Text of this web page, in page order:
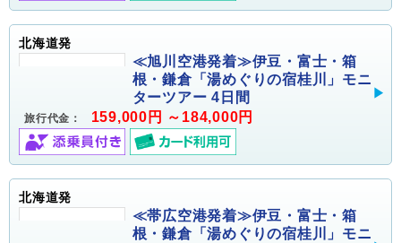
北海道発
≪旭川空港発着≫伊豆・富士・箱
根・鎌倉「湯めぐりの宿桂川」モニ
ターツアー 4日間
旅行代金： 159,000円 ～184,000円
北海道発
≪帯広空港発着≫伊豆・富士・箱
根・鎌倉「湯めぐりの宿桂川」モニ